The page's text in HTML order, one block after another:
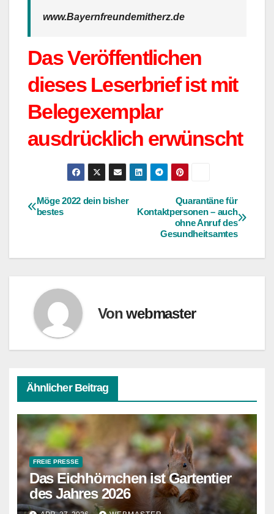
www.Bayernfreundemitherz.de
Das Veröffentlichen
dieses Leserbrief ist mit
Belegexemplar
ausdrücklich erwünscht
BeitragsnavigationQuarantäne für
Kontaktpersonen – auch
ohne Anruf des
Gesundheitsamtes
Möge 2022 dein bisher
bestes
Vonwebmaster
Ähnlicher Beitrag
FREIE PRESSE
Das Eichhörnchen ist Gartentier
des Jahres 2026